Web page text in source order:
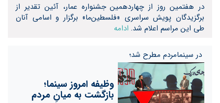
در هفتمین روز از چهاردهمین جشنواره عمار، آئین تقدیر از
برگزیدگان پویش سراسری «فلسطین‌ما» برگزار و اسامی آنان
طی این مراسم اعلام‌ شد. ادامه
در سینمامردم مطرح شد؛
وظیفه امروز سینما؛
بازگشت به میانِ مردم